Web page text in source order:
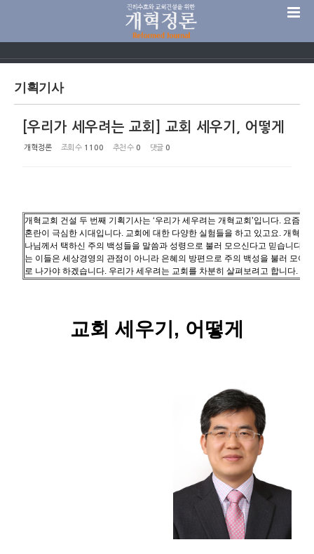
기획기사
[우리가 세우려는 교회] 교회 세우기, 어떻게
개혁정론 조회 수 1100 추천 수 0 댓글 0
개혁교회 건설 두 번째 기획기사는 ‘우리가 세우려는 개혁교회’입니다. 요즘 시
혼란이 극심한 시대입니다. 교회에 대한 다양한 실험들을 하고 있고요. 개혁한
나님께서 택하신 주의 백성들을 말씀과 성령으로 불러 모으신다고 믿습니다.
는 이들은 세상경영의 관점이 아니라 은혜의 방편으로 주의 백성을 불러 모아
로 나가야 하겠습니다. 우리가 세우려는 교회를 차분히 살펴보려고 합니다. -
교회 세우기, 어떻게
Sketchbook5, 스케치북5
Sketchbook5, 스케치북5